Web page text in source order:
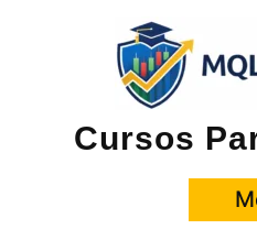
Cursos